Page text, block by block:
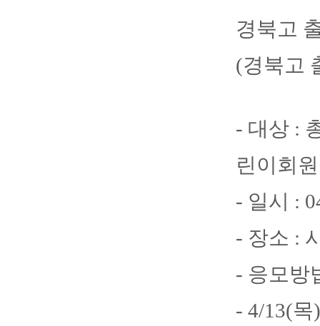
경북고
(경북고
- 대상 :
린이회
- 일시 :
- 장소 :
- 응모방
- 4/13(목